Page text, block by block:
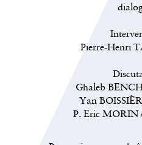
Pierre-Henri
Ghaleb
Yan
P. Eric MORIN